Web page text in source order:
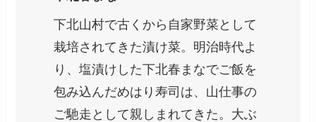
下北山村で古くから自家野菜として
栽培されてきた漬け菜。明治時代よ
り、塩漬けした下北春まなでご飯を
包み込んだめはり寿司は、山仕事の
ご馳走として親しまれてきた。大ぶ